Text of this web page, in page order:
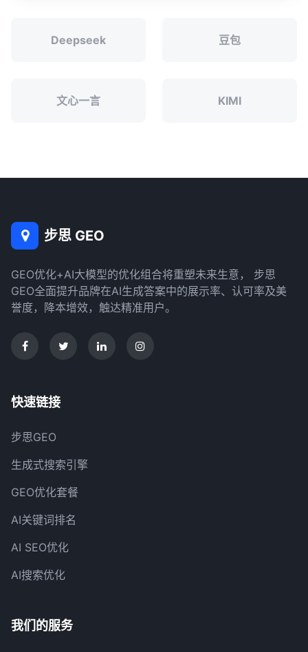
Deepseek 豆包
文心一言 KIMI
步思 GEO
GEO优化+AI大模型的优化组合将重塑未来生意， 步思
GEO全面提升品牌在AI生成答案中的展示率、认可率及美
誉度，降本增效，触达精准用户。
快速链接
步思GEO
生成式搜索引擎
GEO优化套餐
AI关键词排名
AI SEO优化
AI搜索优化
我们的服务